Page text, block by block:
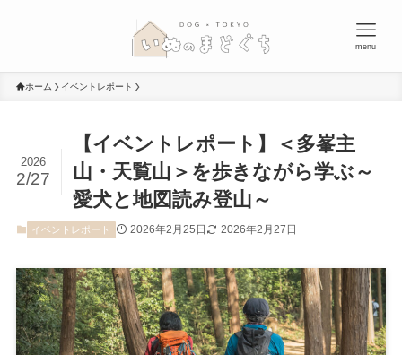
menu
ホーム イベントレポート
【イベントレポート】＜多峯主
山・天覧山＞を歩きながら学ぶ～
愛犬と地図読み登山～
2026
2/27
イベントレポート 2026年2月25日 2026年2月27日